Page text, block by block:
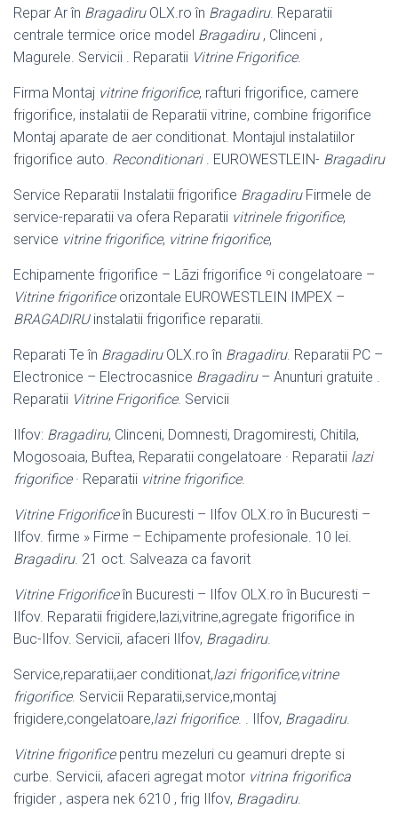
Repar Ar în BragadiruOLX.ro în Bragadiru. Reparatii
centrale termice orice model Bragadiru, Clinceni ,
Magurele. Servicii . Reparatii Vitrine Frigorifice.
Firma Montaj vitrine frigorifice, rafturi frigorifice, camere
frigorifice, instalatii de Reparatii vitrine, combine frigorifice
Montaj aparate de aer conditionat. Montajul instalatiilor
frigorifice auto. Reconditionari. EUROWESTLEIN- Bragadiru
Service Reparatii Instalatii frigorifice BragadiruFirmele de
service-reparatii va ofera Reparatii vitrinele frigorifice,
service vitrine frigorifice, vitrine frigorifice,
Echipamente frigorifice – Lãzi frigorifice ºi congelatoare –
Vitrine frigorificeorizontale EUROWESTLEIN IMPEX –
BRAGADIRUinstalatii frigorifice reparatii.
Reparati Te în BragadiruOLX.ro în Bragadiru. Reparatii PC –
Electronice – Electrocasnice Bragadiru– Anunturi gratuite .
Reparatii Vitrine Frigorifice. Servicii
Ilfov: Bragadiru, Clinceni, Domnesti, Dragomiresti, Chitila,
Mogosoaia, Buftea, Reparatii congelatoare · Reparatii lazi
frigorifice· Reparatii vitrine frigorifice.
Vitrine Frigorificeîn Bucuresti – Ilfov OLX.ro în Bucuresti –
Ilfov. firme » Firme – Echipamente profesionale. 10 lei.
Bragadiru. 21 oct. Salveaza ca favorit
Vitrine Frigorificeîn Bucuresti – Ilfov OLX.ro în Bucuresti –
Ilfov. Reparatii frigidere,lazi,vitrine,agregate frigorifice in
Buc-Ilfov. Servicii, afaceri Ilfov, Bragadiru.
Service,reparatii,aer conditionat,lazi frigorifice,vitrine
frigorifice. Servicii Reparatii,service,montaj
frigidere,congelatoare,lazi frigorifice. . Ilfov, Bragadiru.
Vitrine frigorificepentru mezeluri cu geamuri drepte si
curbe. Servicii, afaceri agregat motor vitrina frigorifica
frigider , aspera nek 6210 , frig Ilfov, Bragadiru.